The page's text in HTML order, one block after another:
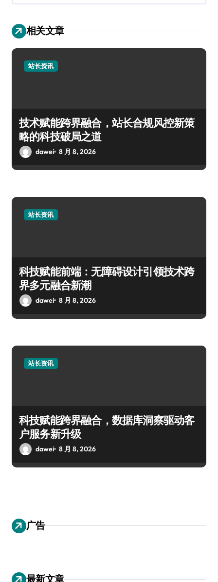
相关文章
站长资讯
技术赋能跨界融合，站长合规风控新策
略的科技破局之道
dawei 8 月 8, 2026
站长资讯
科技赋能前端：无障碍设计引领技术跨
界多元融合新潮
dawei 8 月 8, 2026
站长资讯
科技赋能跨界融合，数据库洞察驱动客
户服务新升级
dawei 8 月 8, 2026
广告
最新文章